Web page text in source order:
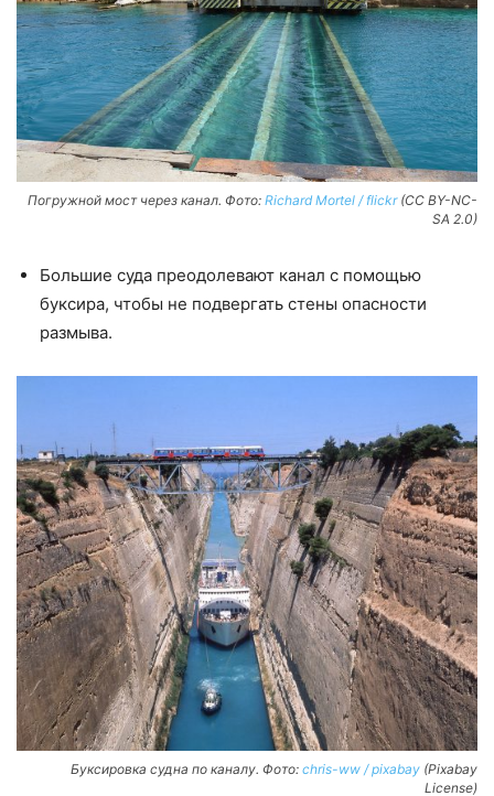
Погружной мост через канал. Фото: Richard Mortel / flickr(CC BY-NC-
SA 2.0)
Большие суда преодолевают канал с помощью
буксира, чтобы не подвергать стены опасности
размыва.
Буксировка судна по каналу. Фото: chris-ww / pixabay (Pixabay
License)